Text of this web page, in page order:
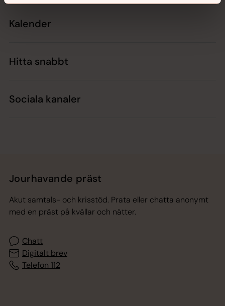
Kalender
Hitta snabbt
Sociala kanaler
Jourhavande präst
Akut samtals- och krisstöd. Prata eller chatta anonymt
med en präst på kvällar och nätter.
Chatt
Digitalt brev
Telefon 112